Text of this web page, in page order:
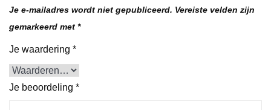
Je e-mailadres wordt niet gepubliceerd. Vereiste velden zijn
gemarkeerd met *
Je waardering *
Je beoordeling *